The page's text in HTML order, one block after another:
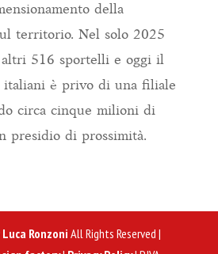
della
territorio. Nel solo 2025
altri 516 sportelli e oggi il
italiani è privo di una filiale
circa cinque milioni di
presidio di prossimità.
Luca Ronzoni All Rights Reserved |